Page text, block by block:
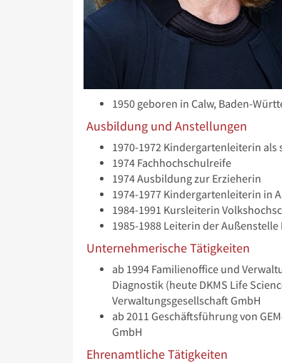
1950 geboren in Calw, Baden-
Ausbildung und Anstellungen
1970-1972 Kindergartenleiterin
1974 Fachhochschulreife
1974 Ausbildung zur Erzieherin
1974-1977 Kindergartenleiterin in
1984-1991 Kursleiterin
1985-1988 Leiterin der
Unternehmerische Tätigkeiten
ab 1994 Familienoffice und
Diagnostik (heute DKMS Life
Verwaltungsgesellschaft GmbH
ab 2011 Geschäftsführung von
GmbH
Ehrenamtliche Tätigkeiten